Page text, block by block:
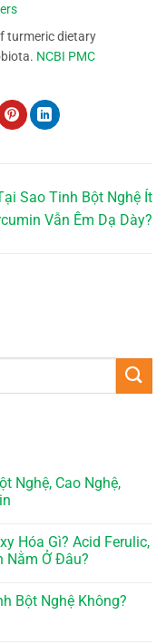
turmeric dietary
NCBI PMC
Sao Tinh Bột Nghệ Ít
Vẫn Êm Dạ Dày?
Nghệ, Cao Nghệ,
Hóa Gì? Acid Ferulic,
Nằm Ở Đâu?
Bột Nghệ Không?